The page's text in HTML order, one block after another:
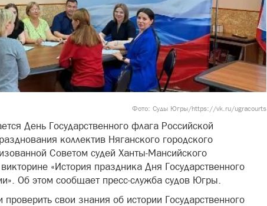
Фото: Суды Югры/https://vk.ru/ugracourts
День Государственного флага Российской
коллектив Няганского городского
Советом судей Ханты-Мансийского
«История праздника Дня Государственного
Об этом сообщает пресс-служба судов Югры.
свои знания об истории Государственного